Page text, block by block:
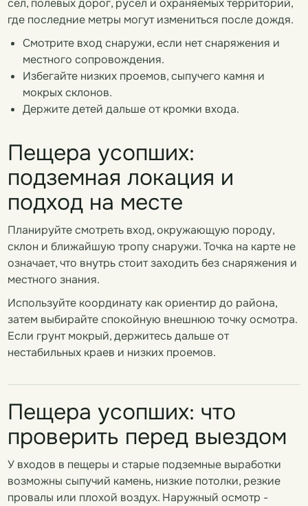
сел, полевых дорог, русел и охраняемых территорий,
где последние метры могут измениться после дождя.
Смотрите вход снаружи, если нет снаряжения и
местного сопровождения.
Избегайте низких проемов, сыпучего камня и
мокрых склонов.
Держите детей дальше от кромки входа.
Пещера усопших:
подземная локация и
подход на месте
Планируйте смотреть вход, окружающую породу,
склон и ближайшую тропу снаружи. Точка на карте не
означает, что внутрь стоит заходить без снаряжения и
местного знания.
Используйте координату как ориентир до района,
затем выбирайте спокойную внешнюю точку осмотра.
Если грунт мокрый, держитесь дальше от
нестабильных краев и низких проемов.
Пещера усопших: что
проверить перед выездом
У входов в пещеры и старые подземные выработки
возможны сыпучий камень, низкие потолки, резкие
провалы или плохой воздух. Наружный осмотр -